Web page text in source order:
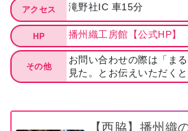
アクセス 滝野社IC 車15分
HP 播州織工房館【公式HP】
その他
お問い合わせの際は「ま
見た。とお伝えいただく
【西脇】播州織